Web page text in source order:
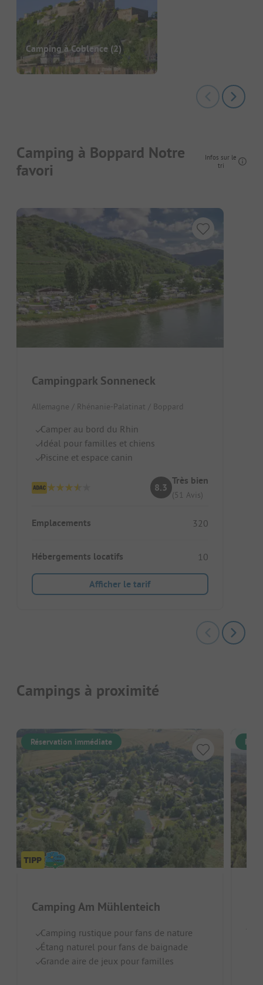
Camping à Coblence (2)
Camping à Boppard Notre
favori
Infos sur le
tri
Campingpark Sonneneck
Allemagne / Rhénanie-Palatinat / Boppard
Camper au bord du Rhin
Idéal pour familles et chiens
Piscine et espace canin
8.3
Très bien
(51 Avis)
Emplacements 320
Hébergements locatifs 10
Afficher le tarif
Campings à proximité
Réservation immédiate
Camping Am Mühlenteich
Camping rustique pour fans de nature
Étang naturel pour fans de baignade
Grande aire de jeux pour familles